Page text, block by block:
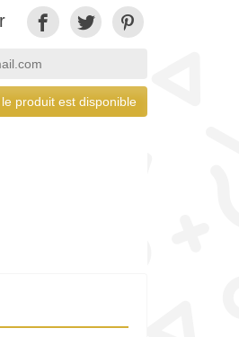
produit est disponible